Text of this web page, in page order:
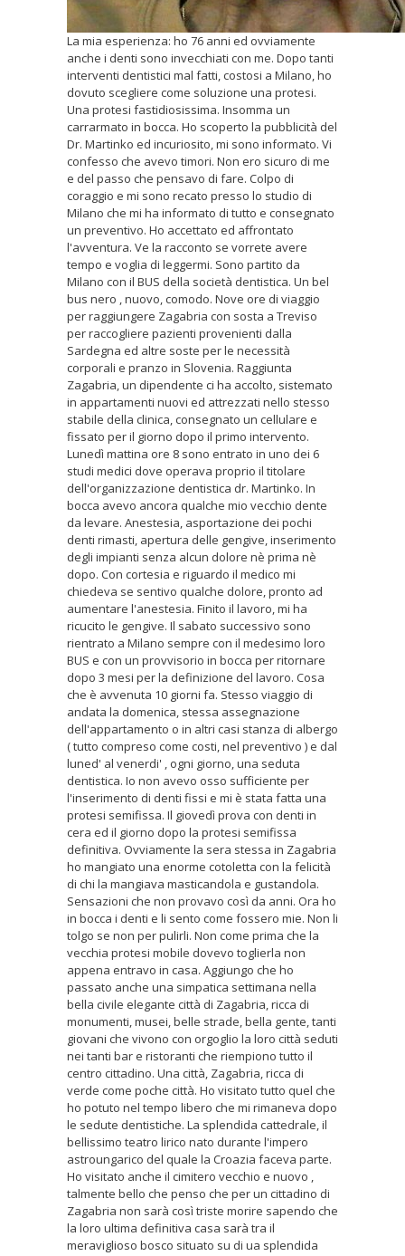
La mia esperienza: ho 76 anni ed ovviamente
anche i denti sono invecchiati con me. Dopo tanti
interventi dentistici mal fatti, costosi a Milano, ho
dovuto scegliere come soluzione una protesi.
Una protesi fastidiosissima. Insomma un
carrarmato in bocca. Ho scoperto la pubblicità del
Dr. Martinko ed incuriosito, mi sono informato. Vi
confesso che avevo timori. Non ero sicuro di me
e del passo che pensavo di fare. Colpo di
coraggio e mi sono recato presso lo studio di
Milano che mi ha informato di tutto e consegnato
un preventivo. Ho accettato ed affrontato
l'avventura. Ve la racconto se vorrete avere
tempo e voglia di leggermi. Sono partito da
Milano con il BUS della società dentistica. Un bel
bus nero , nuovo, comodo. Nove ore di viaggio
per raggiungere Zagabria con sosta a Treviso
per raccogliere pazienti provenienti dalla
Sardegna ed altre soste per le necessità
corporali e pranzo in Slovenia. Raggiunta
Zagabria, un dipendente ci ha accolto, sistemato
in appartamenti nuovi ed attrezzati nello stesso
stabile della clinica, consegnato un cellulare e
fissato per il giorno dopo il primo intervento.
Lunedì mattina ore 8 sono entrato in uno dei 6
studi medici dove operava proprio il titolare
dell'organizzazione dentistica dr. Martinko. In
bocca avevo ancora qualche mio vecchio dente
da levare. Anestesia, asportazione dei pochi
denti rimasti, apertura delle gengive, inserimento
degli impianti senza alcun dolore nè prima nè
dopo. Con cortesia e riguardo il medico mi
chiedeva se sentivo qualche dolore, pronto ad
aumentare l'anestesia. Finito il lavoro, mi ha
ricucito le gengive. Il sabato successivo sono
rientrato a Milano sempre con il medesimo loro
BUS e con un provvisorio in bocca per ritornare
dopo 3 mesi per la definizione del lavoro. Cosa
che è avvenuta 10 giorni fa. Stesso viaggio di
andata la domenica, stessa assegnazione
dell'appartamento o in altri casi stanza di albergo
( tutto compreso come costi, nel preventivo ) e dal
luned' al venerdi' , ogni giorno, una seduta
dentistica. Io non avevo osso sufficiente per
l'inserimento di denti fissi e mi è stata fatta una
protesi semifissa. Il giovedì prova con denti in
cera ed il giorno dopo la protesi semifissa
definitiva. Ovviamente la sera stessa in Zagabria
ho mangiato una enorme cotoletta con la felicità
di chi la mangiava masticandola e gustandola.
Sensazioni che non provavo così da anni. Ora ho
in bocca i denti e li sento come fossero mie. Non li
tolgo se non per pulirli. Non come prima che la
vecchia protesi mobile dovevo toglierla non
appena entravo in casa. Aggiungo che ho
passato anche una simpatica settimana nella
bella civile elegante città di Zagabria, ricca di
monumenti, musei, belle strade, bella gente, tanti
giovani che vivono con orgoglio la loro città seduti
nei tanti bar e ristoranti che riempiono tutto il
centro cittadino. Una città, Zagabria, ricca di
verde come poche città. Ho visitato tutto quel che
ho potuto nel tempo libero che mi rimaneva dopo
le sedute dentistiche. La splendida cattedrale, il
bellissimo teatro lirico nato durante l'impero
astroungarico del quale la Croazia faceva parte.
Ho visitato anche il cimitero vecchio e nuovo ,
talmente bello che penso che per un cittadino di
Zagabria non sarà così triste morire sapendo che
la loro ultima definitiva casa sarà tra il
meraviglioso bosco situato su di ua splendida